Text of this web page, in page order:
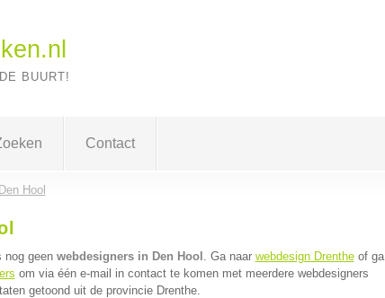
BUURT!
Contact
Den Hool
nog geen webdesigners in Den Hool . Ga naar webdesign Drentheof ga
om via één e-mail in contact te komen met meerdere webdesigners
getoond uit de provincie Drenthe.